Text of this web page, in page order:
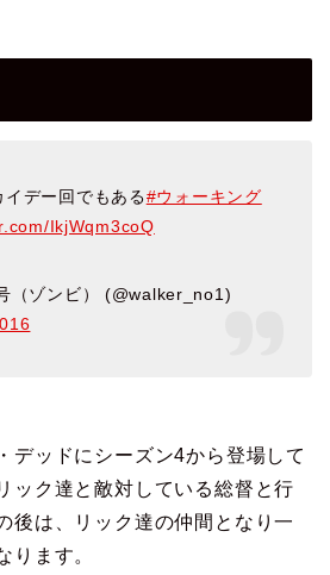
デー回でもある#ウォーキング
IkjWqm3coQ
（ゾンビ） (@walker_no1)
デッドにシーズン4から登場して
ック達と敵対している総督と行
後は、リック達の仲間となり一
ります。